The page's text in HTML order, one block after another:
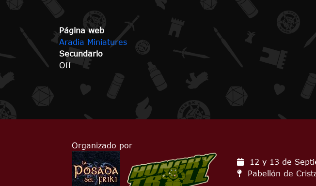
Página web
Aradia Miniatures
Secundario
Off
Organizado por
12 y 13 de
Pabellón de